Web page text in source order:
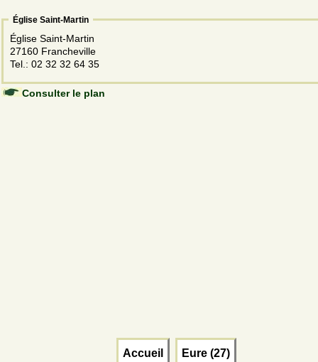
Église Saint-Martin
Église Saint-Martin
27160 Francheville
Tel.: 02 32 32 64 35
Consulter le plan
Accueil Eure (27)